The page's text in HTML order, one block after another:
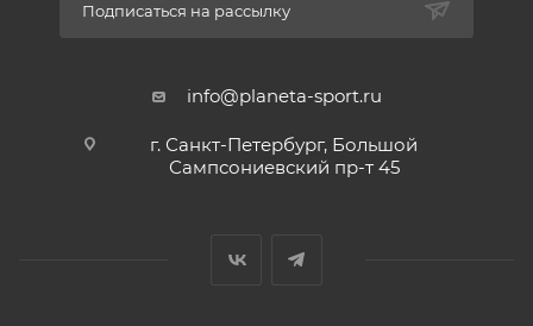
Подписаться на рассылку
info@planeta-sport.ru
г. Санкт-Петербург, Большой
Сампсониевский пр-т 45